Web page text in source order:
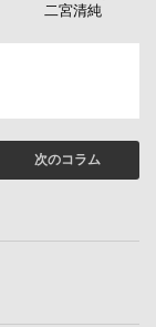
二宮清純
次のコラム